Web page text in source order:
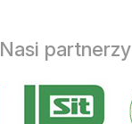
Nasi partnerzy